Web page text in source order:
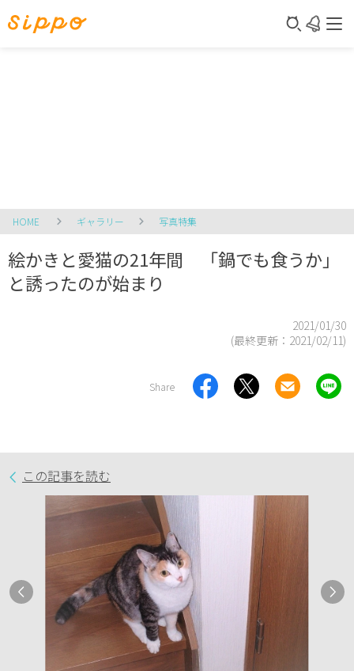
HOME ギャラリー 写真特集
絵かきと愛猫の21年間 「鍋でも食うか」
と誘ったのが始まり
2021/01/30
(最終更新： 2021/02/11)
Share
この記事を読む